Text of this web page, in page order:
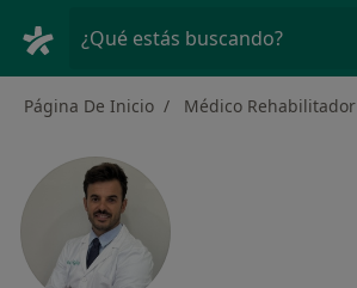
¿Qué estás buscando?
Página De Inicio Médico Rehabilitador